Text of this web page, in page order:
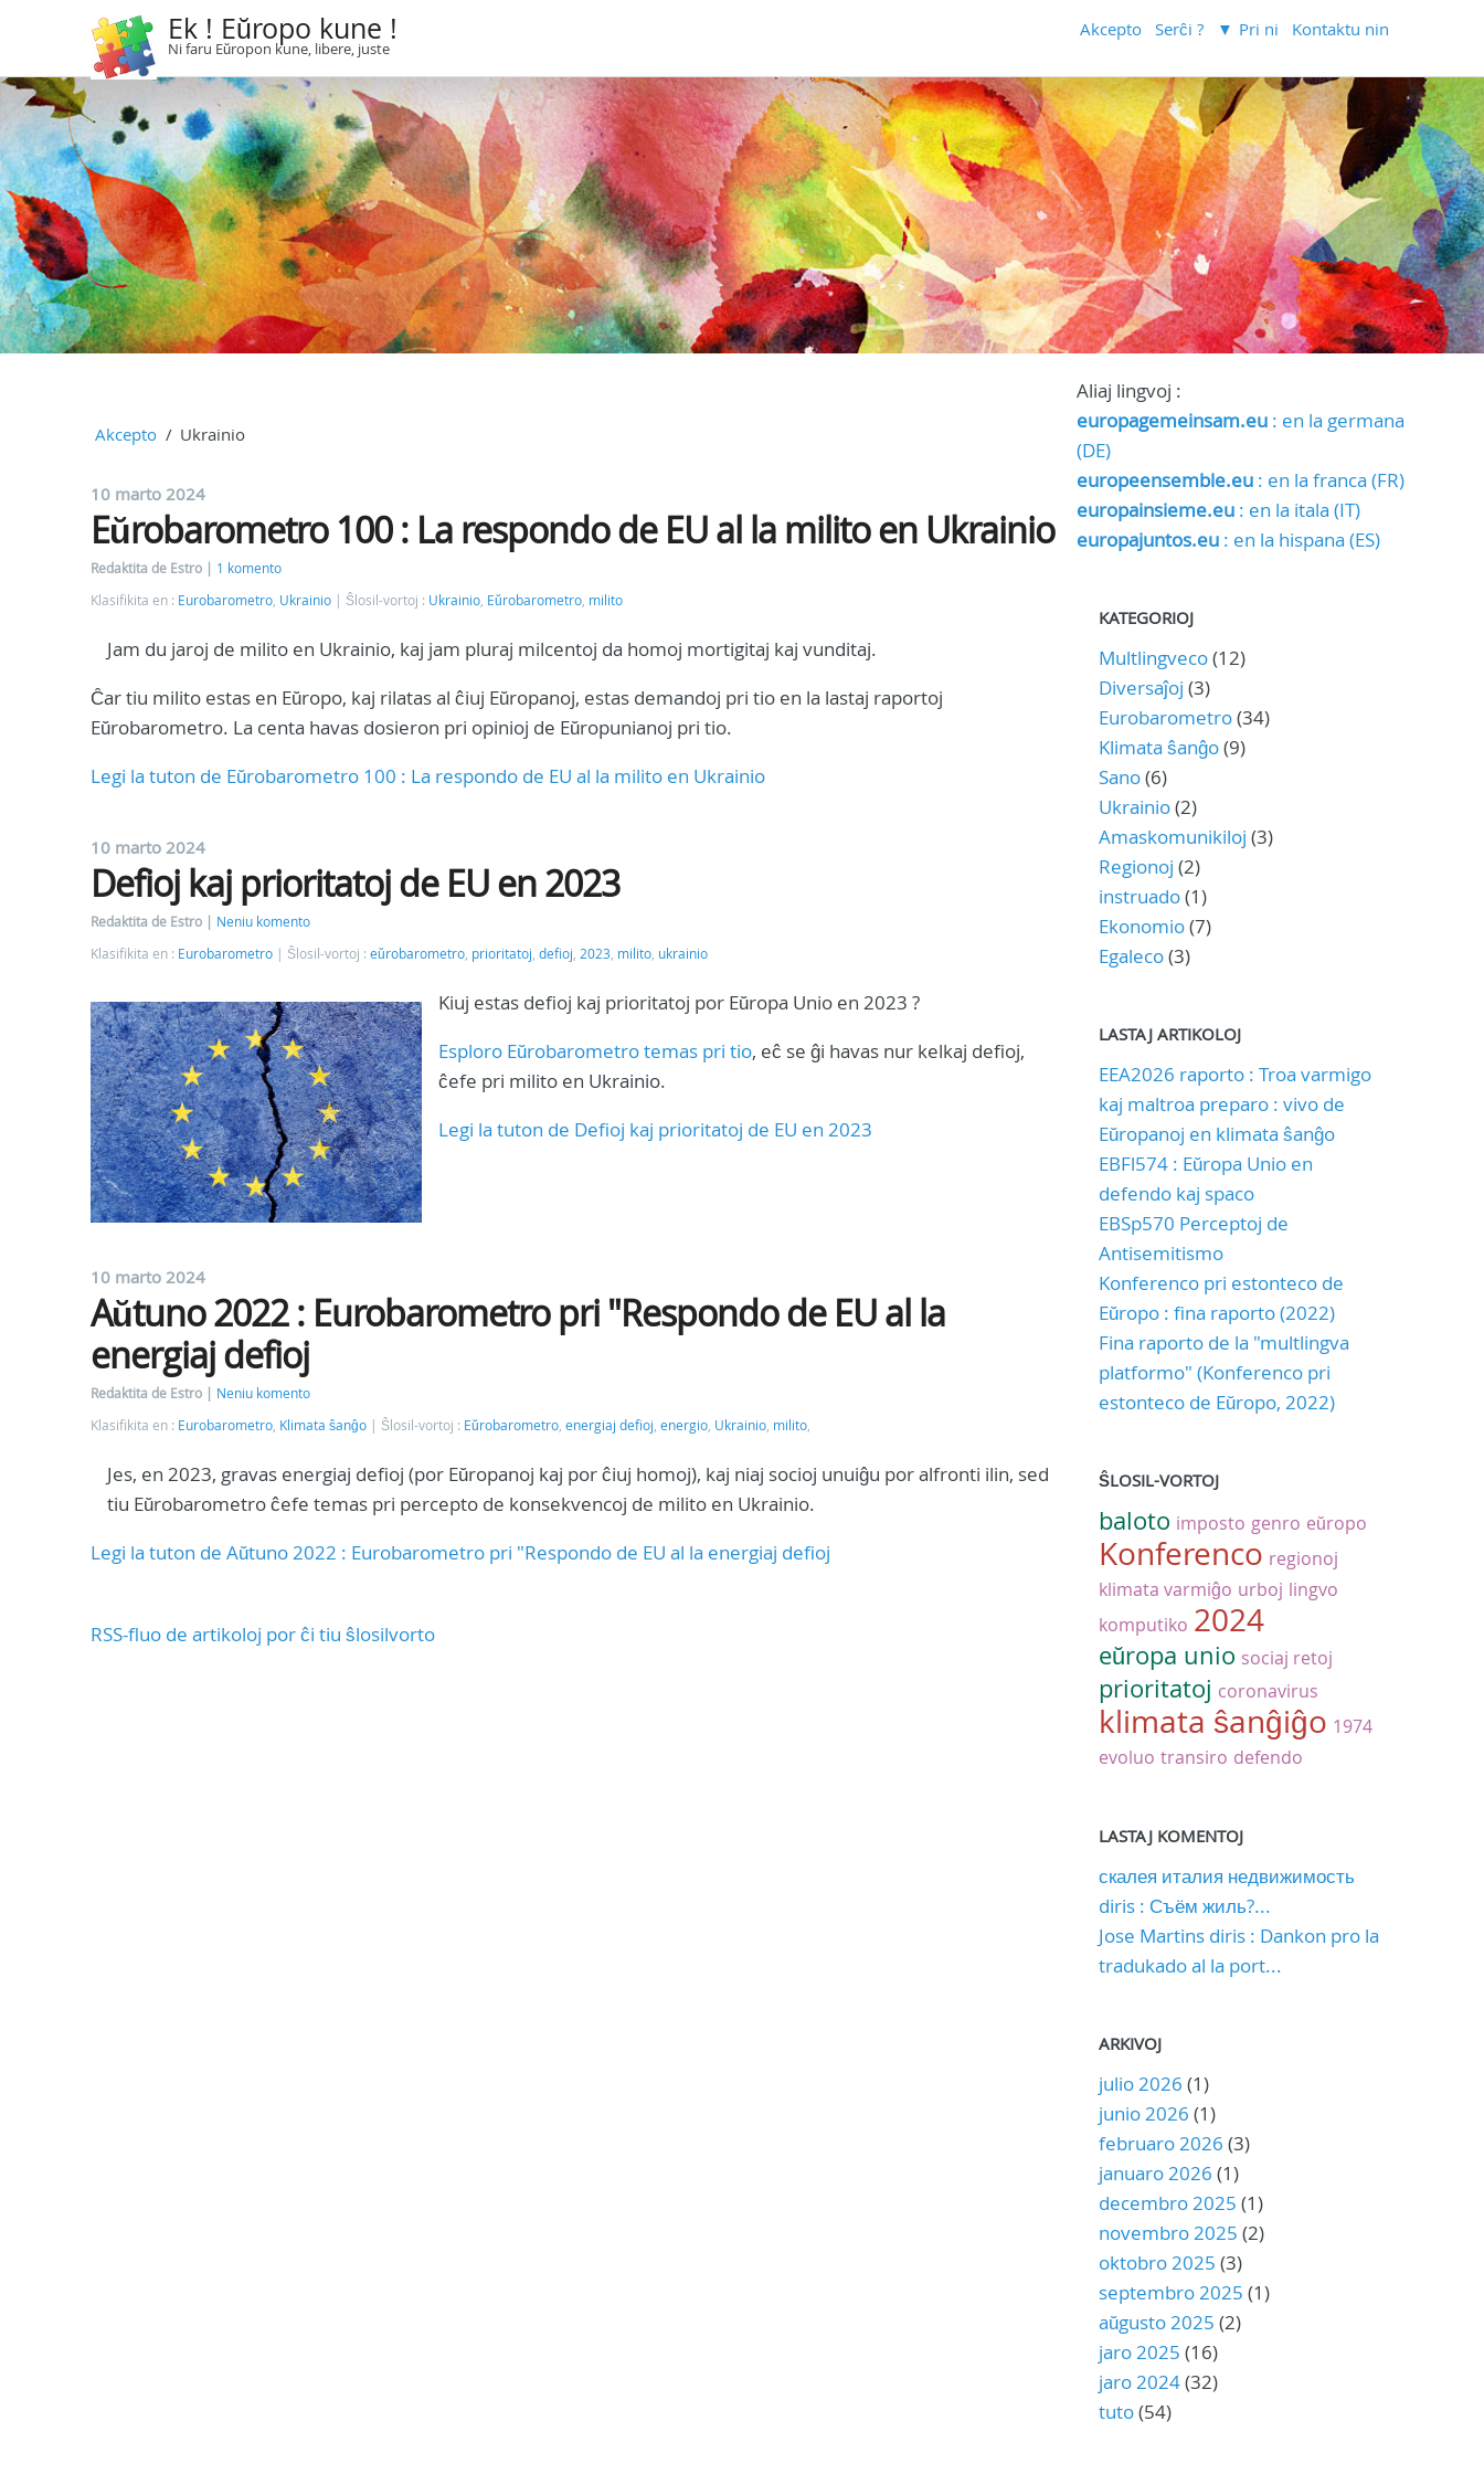
Ek ! Eŭropo kune !
Ni faru Eŭropon kune, libere, juste
Akcepto Serĉi ? Pri ni Kontaktu nin
Akcepto Ukrainio
10 marto 2024
Eŭrobarometro 100 : La respondo de EU al la milito en Ukrainio
Redaktita de Estro
1 komento
Klasifikita en : Eurobarometro, Ukrainio Ŝlosil-vortoj : Ukrainio, Eŭrobarometro, milito
Jam du jaroj de milito en Ukrainio, kaj jam pluraj milcentoj da homoj mortigitaj kaj vunditaj.
Ĉar tiu milito estas en Eŭropo, kaj rilatas al ĉiuj Eŭropanoj, estas demandoj pri tio en la lastaj raportoj
Eŭrobarometro. La centa havas dosieron pri opinioj de Eŭropunianoj pri tio.
Legi la tuton de Eŭrobarometro 100 : La respondo de EU al la milito en Ukrainio
10 marto 2024
Defioj kaj prioritatoj de EU en 2023
Redaktita de Estro
Neniu komento
Klasifikita en : Eurobarometro Ŝlosil-vortoj : eŭrobarometro, prioritatoj, defioj, 2023, milito, ukrainio
Kiuj estas defioj kaj prioritatoj por Eŭropa Unio en 2023 ?
Esploro Eŭrobarometro temas pri tio, eĉ se ĝi havas nur kelkaj defioj,
ĉefe pri milito en Ukrainio.
Legi la tuton de Defioj kaj prioritatoj de EU en 2023
10 marto 2024
Aŭtuno 2022 : Eurobarometro pri "Respondo de EU al la
energiaj defioj
Redaktita de Estro
Neniu komento
Klasifikita en : Eurobarometro, Klimata ŝanĝo Ŝlosil-vortoj : Eŭrobarometro, energiaj defioj, energio, Ukrainio, milito,
Jes, en 2023, gravas energiaj defioj (por Eŭropanoj kaj por ĉiuj homoj), kaj niaj socioj unuiĝu por alfronti ilin, sed
tiu Eŭrobarometro ĉefe temas pri percepto de konsekvencoj de milito en Ukrainio.
Legi la tuton de Aŭtuno 2022 : Eurobarometro pri "Respondo de EU al la energiaj defioj
RSS-fluo de artikoloj por ĉi tiu ŝlosilvorto
Aliaj lingvoj :
europagemeinsam.eu: en la germana
(DE)
europeensemble.eu: en la franca (FR)
europainsieme.eu: en la itala (IT)
europajuntos.eu: en la hispana (ES)
KATEGORIOJ
Multlingveco(12)
Diversaĵoj (3)
Eurobarometro(34)
Klimata ŝanĝo(9)
Sano(6)
Ukrainio(2)
Amaskomunikiloj (3)
Regionoj (2)
instruado(1)
Ekonomio(7)
Egaleco(3)
LASTAJ ARTIKOLOJ
EEA2026 raporto : Troa varmigo
kaj maltroa preparo : vivo de
Eŭropanoj en klimata ŝanĝo
EBFl574 : Eŭropa Unio en
defendo kaj spaco
EBSp570 Perceptoj de
Antisemitismo
Konferenco pri estonteco de
Eŭropo : fina raporto (2022)
Fina raporto de la "multlingva
platformo" (Konferenco pri
estonteco de Eŭropo, 2022)
ŜLOSIL-VORTOJ
baloto imposto genro eŭropo
Konferenco regionoj
klimata varmiĝo urboj lingvo
komputiko 2024
eŭropa unio sociaj retoj
prioritatoj coronavirus
klimata ŝanĝiĝo 1974
evoluo transiro defendo
LASTAJ KOMENTOJ
скалея италия недвижимость
diris : Съём жиль?...
Jose Martins diris : Dankon pro la
tradukado al la port...
ARKIVOJ
julio 2026 (1)
junio 2026 (1)
februaro 2026 (3)
januaro 2026 (1)
decembro 2025 (1)
novembro 2025 (2)
oktobro 2025 (3)
septembro 2025 (1)
aŭgusto 2025 (2)
jaro 2025 (16)
jaro 2024(32)
tuto(54)